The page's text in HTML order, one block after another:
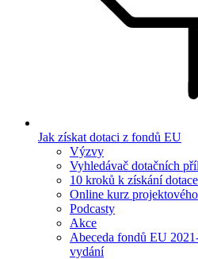
Jak získat dotaci z fondů EU
Výzvy
Vyhledávač dotačních
10 kroků k získání dotace
Online kurz
Podcasty
Akce
Abeceda fondů EU
vydání